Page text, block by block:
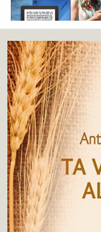
Anton
Tomaž
Linhart
Ta
veseli
dan
ali
Matiček
se
ženi
Pokukaj
v
knjigo